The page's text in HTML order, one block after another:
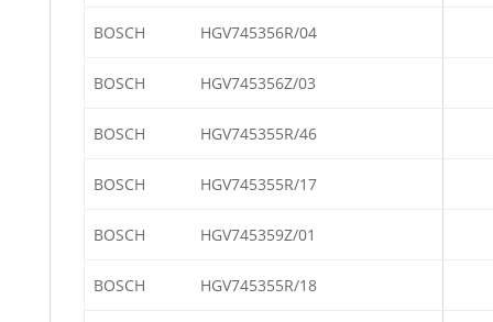
BOSCH HGV745356R/04
BOSCH HGV745356Z/03
BOSCH HGV745355R/46
BOSCH HGV745355R/17
BOSCH HGV745359Z/01
BOSCH HGV745355R/18